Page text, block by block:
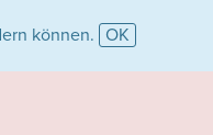
können. OK